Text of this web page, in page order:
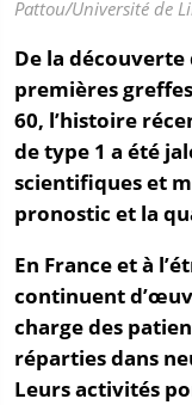
Pattou/Université de
De la découverte
premières
60, l’histoire
de type 1 a été
scientifiques et
pronostic et la
En France et à
continuent
charge des
réparties dans
Leurs activités